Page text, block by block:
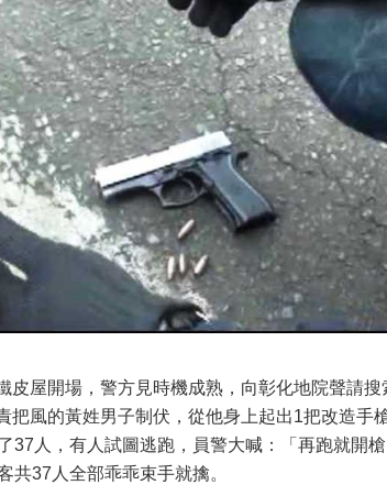
皮屋開場，警方見時機成熟，向彰化地院聲請
把風的黃姓男子制伏，從他身上起出1把改造手
37人，有人試圖逃跑，員警大喊：「再跑就開
共37人全部乖乖束手就擒。